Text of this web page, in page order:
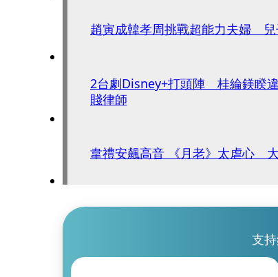
趙寅成韓孝周挑戰超能力夫婦 兒
2台劇Disney+打頭陣 桂綸鎂睽
賤律師
韋禮安飆高音 《月老》太虐心 大
支